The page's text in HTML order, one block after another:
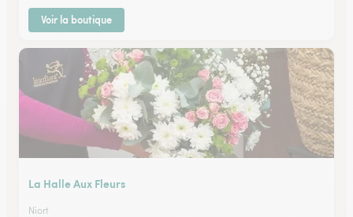
Voir la boutique
La Halle Aux Fleurs
Niort